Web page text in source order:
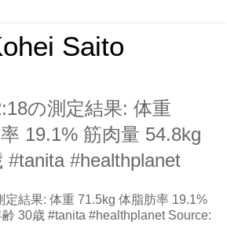
Saito
の測定結果: 体重
19.1% 筋肉量 54.8kg
#tanita #healthplanet
定結果: 体重 71.5kg 体脂肪率 19.1%
30歳 #tanita #healthplanet Source: